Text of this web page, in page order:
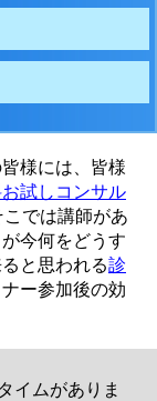
様には、皆様
試しコンサル
では講師があ
今何をどうす
と思われる診
ー参加後の効
イムがありま